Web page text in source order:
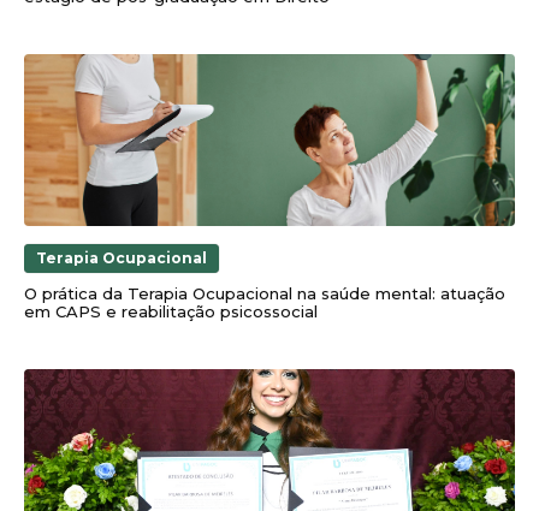
Terapia Ocupacional
O prática da Terapia Ocupacional na saúde mental: atuação
em CAPS e reabilitação psicossocial